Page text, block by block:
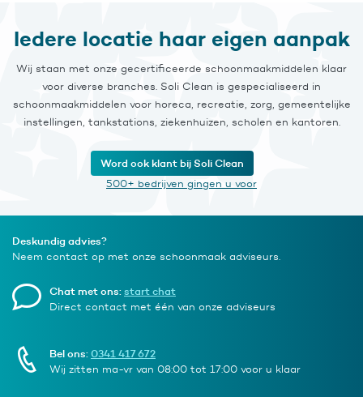
Iedere locatie haar eigen aanpak
Wij staan met onze gecertificeerde schoonmaakmiddelen klaar
voor diverse branches. Soli Clean is gespecialiseerd in
schoonmaakmiddelen voor horeca, recreatie, zorg, gemeentelijke
instellingen, tankstations, ziekenhuizen, scholen en kantoren.
Word ook klant bij Soli Clean
500+ bedrijven gingen u voor
Deskundig advies?
Neem contact op met onze schoonmaak adviseurs.
Chat met ons:start chat
Direct contact met één van onze adviseurs
Bel ons:0341 417 672
Wij zitten ma-vr van 08:00 tot 17:00 voor u klaar